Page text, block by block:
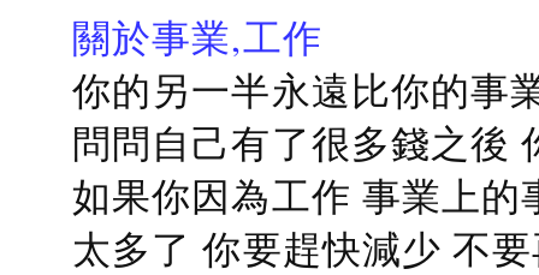
關於事業,工作
你的另一半永遠比你的事
問問自己有了很多錢之後
如果你因為工作 事業上
太多了 你要趕快減少 不